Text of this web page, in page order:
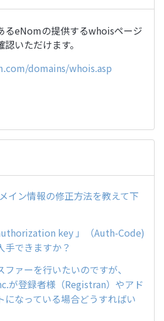
るeNomの提供するwhoisページ
いただけます。
domains/whois.asp
イン情報の修正方法を教えて下
key 」（Auth-Code)
手できますか？
ァーを行いたいのですが、
が登録者様（Registran）やアド
になっている場合どうすればい